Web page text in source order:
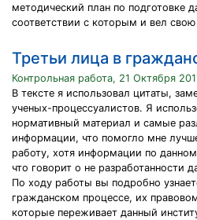
методический план по подготовке
соответствии с которым и вел свою
Третьи лица в
Контрольная работа, 21 Октября
В тексте я использовал цитаты,
ученых-процессуалистов. Я
нормативный материал и самые
информации, что помогло мне
работу, хотя информации по
что говорит о не разработанности
По ходу работы вы подробно
гражданском процессе, их
которые переживает данный